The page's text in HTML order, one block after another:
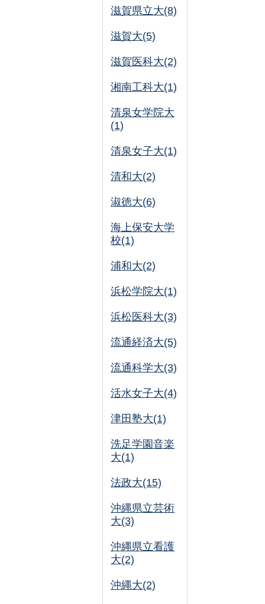
滋賀県立大(8)
滋賀大(5)
滋賀医科大(2)
湘南工科大(1)
清泉女学院大
(1)
清泉女子大(1)
清和大(2)
淑徳大(6)
海上保安大学
校(1)
浦和大(2)
浜松学院大(1)
浜松医科大(3)
流通経済大(5)
流通科学大(3)
活水女子大(4)
津田塾大(1)
洗足学園音楽
大(1)
法政大(15)
沖縄県立芸術
大(3)
沖縄県立看護
大(2)
沖縄大(2)